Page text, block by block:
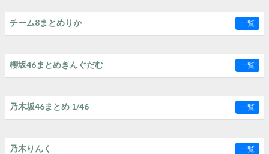
チーム8まとめりか 一覧
櫻坂46まとめきんぐだむ 一覧
乃木坂46まとめ 1/46 一覧
乃木りんく 一覧